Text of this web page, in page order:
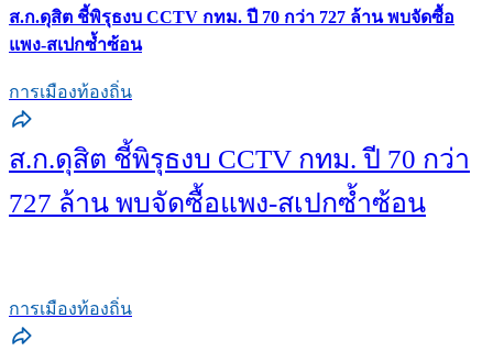
ส.ก.ดุสิต ชี้พิรุธงบ CCTV กทม. ปี 70 กว่า 727 ล้าน พบจัดซื้อ
แพง-สเปกซ้ำซ้อน
การเมืองท้องถิ่น
ส.ก.ดุสิต ชี้พิรุธงบ CCTV กทม. ปี 70 กว่า
727 ล้าน พบจัดซื้อแพง-สเปกซ้ำซ้อน
การเมืองท้องถิ่น